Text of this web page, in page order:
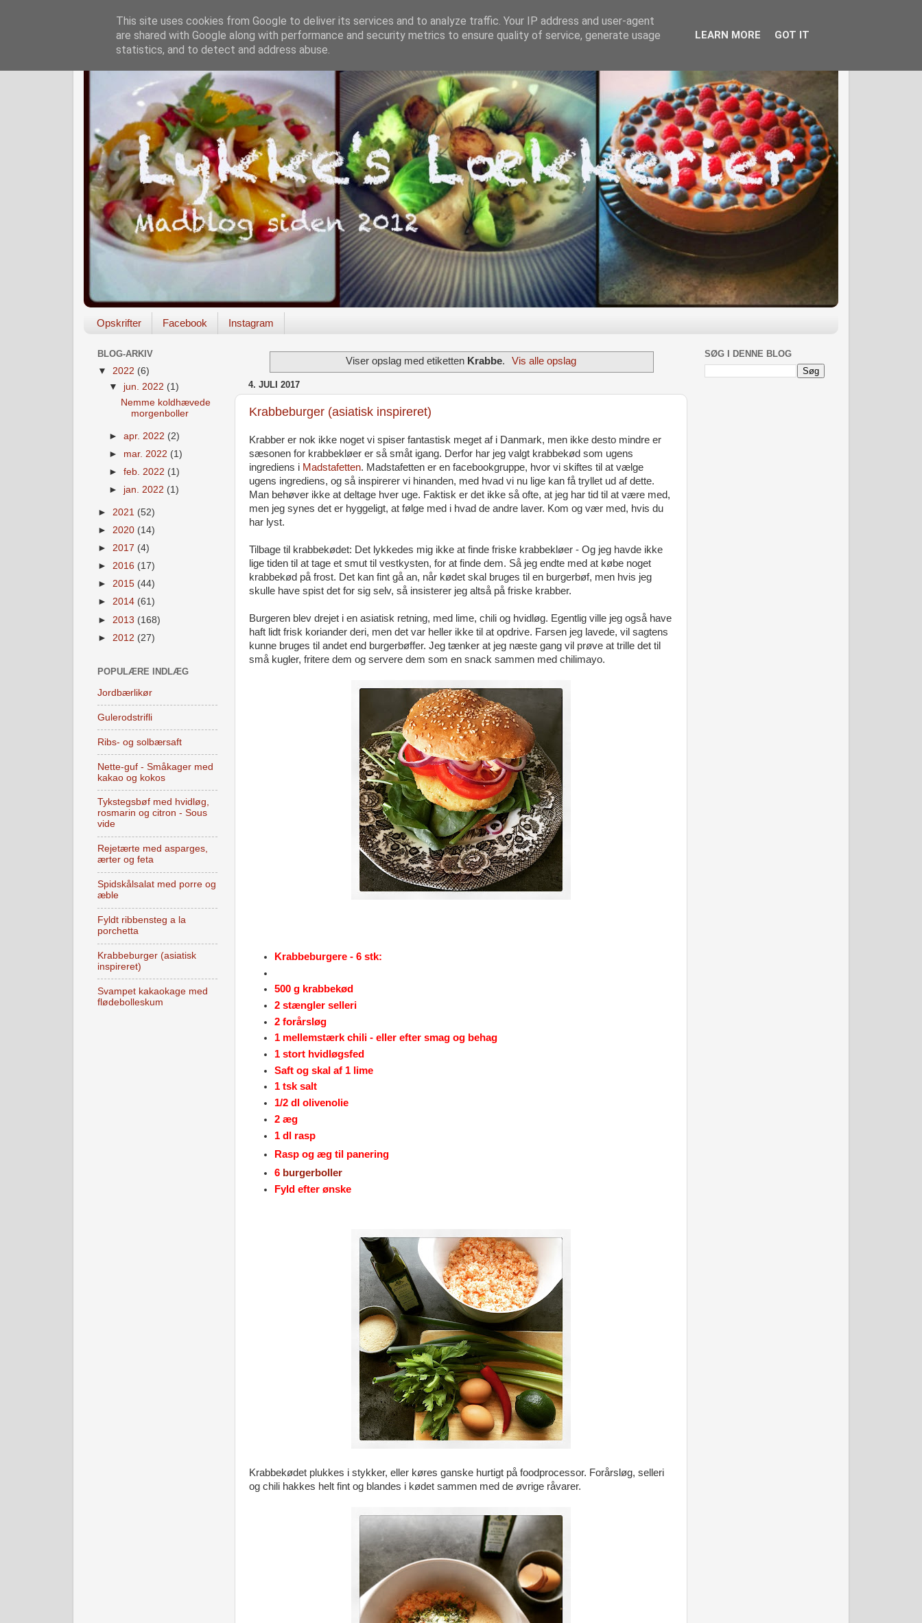
Opskrifter Facebook Instagram
Viser opslag med etiketten Krabbe. Vis alle opslag
4. JULI 2017
Krabbeburger (asiatisk inspireret)
Krabber er nok ikke noget vi spiser fantastisk meget af i Danmark, men ikke desto mindre er
sæsonen for krabbekløer er så småt igang. Derfor har jeg valgt krabbekød som ugens
ingrediens i Madstafetten. Madstafetten er en facebookgruppe, hvor vi skiftes til at vælge
ugens ingrediens, og så inspirerer vi hinanden, med hvad vi nu lige kan få tryllet ud af dette.
Man behøver ikke at deltage hver uge. Faktisk er det ikke så ofte, at jeg har tid til at være med,
men jeg synes det er hyggeligt, at følge med i hvad de andre laver. Kom og vær med, hvis du
har lyst.
Tilbage til krabbekødet: Det lykkedes mig ikke at finde friske krabbekløer - Og jeg havde ikke
lige tiden til at tage et smut til vestkysten, for at finde dem. Så jeg endte med at købe noget
krabbekød på frost. Det kan fint gå an, når kødet skal bruges til en burgerbøf, men hvis jeg
skulle have spist det for sig selv, så insisterer jeg altså på friske krabber.
Burgeren blev drejet i en asiatisk retning, med lime, chili og hvidløg. Egentlig ville jeg også have
haft lidt frisk koriander deri, men det var heller ikke til at opdrive. Farsen jeg lavede, vil sagtens
kunne bruges til andet end burgerbøffer. Jeg tænker at jeg næste gang vil prøve at trille det til
små kugler, fritere dem og servere dem som en snack sammen med chilimayo.
Krabbeburgere - 6 stk:
500 g krabbekød
2 stængler selleri
2 forårsløg
1 mellemstærk chili - eller efter smag og behag
1 stort hvidløgsfed
Saft og skal af 1 lime
1 tsk salt
1/2 dl olivenolie
2 æg
1 dl rasp
Rasp og æg til panering
6 burgerboller
Fyld efter ønske
Krabbekødet plukkes i stykker, eller køres ganske hurtigt på foodprocessor. Forårsløg, selleri
og chili hakkes helt fint og blandes i kødet sammen med de øvrige råvarer.
BLOG-ARKIV
▼ 2022 (6)
▼ jun. 2022 (1)
Nemme koldhævede
morgenboller
►apr. 2022 (2)
► mar. 2022 (1)
►feb. 2022 (1)
► jan. 2022 (1)
► 2021 (52)
► 2020 (14)
► 2017 (4)
► 2016 (17)
► 2015 (44)
► 2014 (61)
► 2013 (168)
► 2012 (27)
POPULÆRE INDLÆG
Jordbærlikør
Gulerodstrifli
Ribs- og solbærsaft
Nette-guf - Småkager med
kakao og kokos
Tykstegsbøf med hvidløg,
rosmarin og citron - Sous
vide
Rejetærte med asparges,
ærter og feta
Spidskålsalat med porre og
æble
Fyldt ribbensteg a la
porchetta
Krabbeburger (asiatisk
inspireret)
Svampet kakaokage med
flødebolleskum
SØG I DENNE BLOG
This site uses cookies from Google to deliver its services and to analyze traffic. Your IP address and user-agent
are shared with Google along with performance and security metrics to ensure quality of service, generate usage
statistics, and to detect and address abuse.
LEARN MORE GOT IT